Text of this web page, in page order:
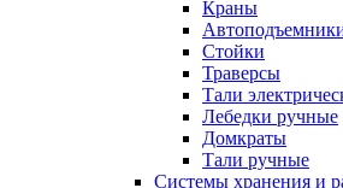
Краны
Стойки
Траверсы
Тали
Лебедки ручные
Домкраты
Тали ручные
Системы хранения и